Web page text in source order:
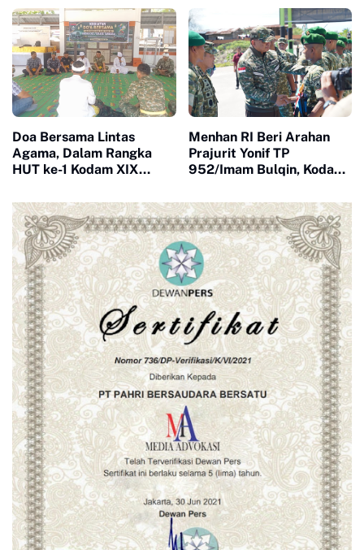
Kesehatan Masyarakat
Gantung Kejar Target
Cepat Selesai
Doa Bersama Lintas
Agama, Dalam Rangka
HUT ke-1 Kodam XIX
Teguhkan Semangat
Manunggal Bersama
Rakyat
Menhan RI Beri Arahan
Prajurit Yonif TP
952/Imam Bulqin, Kodam
Percepat Penguatan
Satuan